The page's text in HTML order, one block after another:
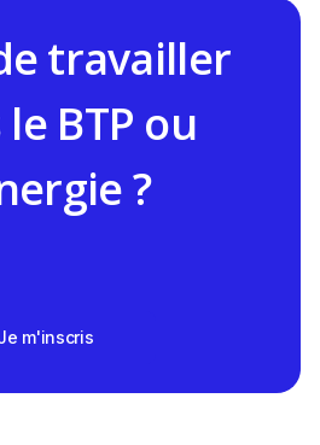
travailler
BTP ou
?
m'inscris